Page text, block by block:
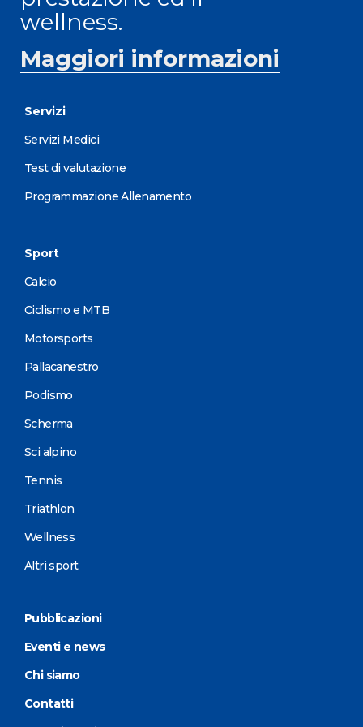
wellness.
Maggiori informazioni
Servizi
Servizi Medici
Test di valutazione
Programmazione Allenamento
Sport
Calcio
Ciclismo e MTB
Motorsports
Pallacanestro
Podismo
Scherma
Sci alpino
Tennis
Triathlon
Wellness
Altri sport
Pubblicazioni
Eventi e news
Chi siamo
Contatti